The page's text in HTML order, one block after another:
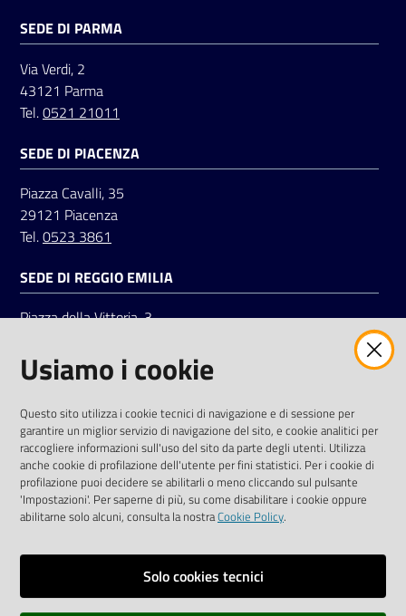
SEDE DI PARMA
Via Verdi, 2
43121 Parma
Tel.0521 21011
SEDE DI PIACENZA
Piazza Cavalli, 35
29121 Piacenza
Tel.0523 3861
SEDE DI REGGIO EMILIA
Piazza della Vittoria, 3
Tel.0522 7961
LinkedinFacebookInstagram
Informative e liberatorie privacy
Usiamo i cookie
Questo sito utilizza i cookie tecnici di navigazione e di sessione per
garantire un miglior servizio di navigazione del sito, e cookie analitici per
raccogliere informazioni sull'uso del sito da parte degli utenti. Utilizza
anche cookie di profilazione dell'utente per fini statistici. Per i cookie di
profilazione puoi decidere se abilitarli o meno cliccando sul pulsante
'Impostazioni'. Per saperne di più, su come disabilitare i cookie oppure
abilitarne solo alcuni, consulta la nostraCookie Policy.
Solo cookies tecnici